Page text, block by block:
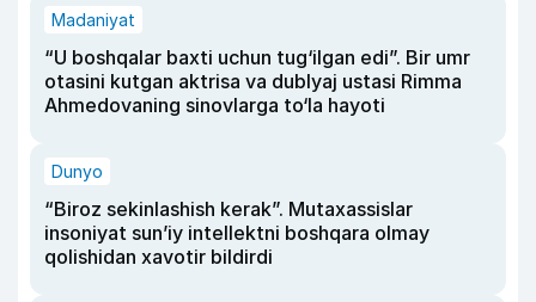
Madaniyat
“U boshqalar baxti uchun tug‘ilgan edi”. Bir umr
otasini kutgan aktrisa va dublyaj ustasi Rimma
Ahmedovaning sinovlarga to‘la hayoti
Dunyo
“Biroz sekinlashish kerak”. Mutaxassislar
insoniyat sun’iy intellektni boshqara olmay
qolishidan xavotir bildirdi